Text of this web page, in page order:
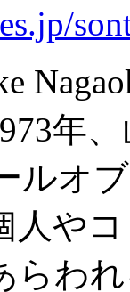
年
ルオ
人や
らわ